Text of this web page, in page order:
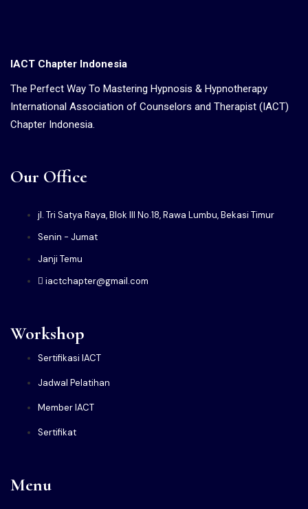
IACT Chapter Indonesia
The Perfect Way To Mastering Hypnosis & Hypnotherapy
International Association of Counselors and Therapist (IACT)
Chapter Indonesia.
Our Office
jl. Tri Satya Raya, Blok III No.18, Rawa Lumbu, Bekasi Timur
Senin - Jumat
Janji Temu
iactchapter@gmail.com
Workshop
Sertifikasi IACT
Jadwal Pelatihan
Member IACT
Sertifikat
Menu